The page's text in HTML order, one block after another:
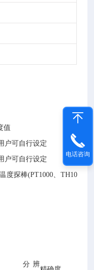
值
户可自行设定
户可自行设定
度探棒(PT1000、TH10
分辨
电话咨询